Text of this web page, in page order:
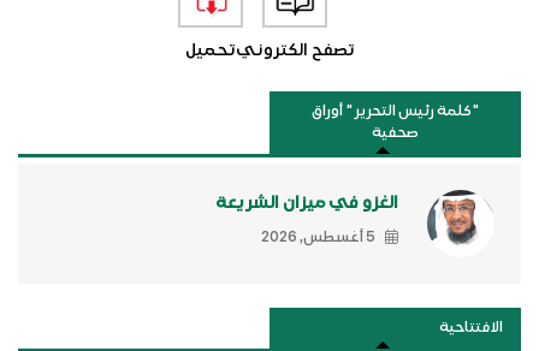
تصفح الكترونيتحميل
"كلمة رئيس التحرير " أوراق
صحفية
الغزو في ميزان الشريعة
5 أغسطس, 2026
الافتتاحية